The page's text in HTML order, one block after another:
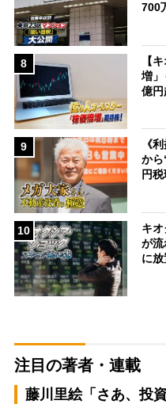
700
8
【
増
億
9
《
から
円
10
キ
が
に
注目の著者・連載
藤川里絵「さあ、投